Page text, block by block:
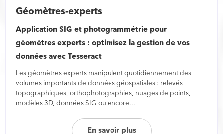
Géomètres-experts
Application SIG et photogrammétrie pour
géomètres experts : optimisez la gestion de vos
données avec Tesseract
Les géomètres experts manipulent quotidiennement des
volumes importants de données géospatiales : relevés
topographiques, orthophotographies, nuages de points,
modèles 3D, données SIG ou encore...
En savoir plus